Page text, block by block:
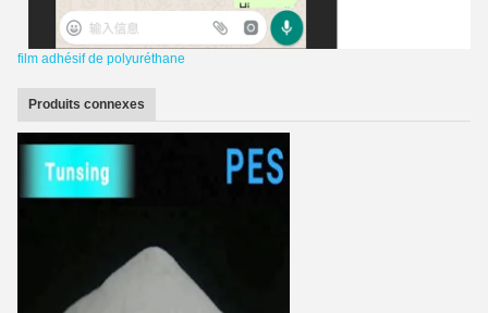
film adhésif de polyuréthane
Produits connexes